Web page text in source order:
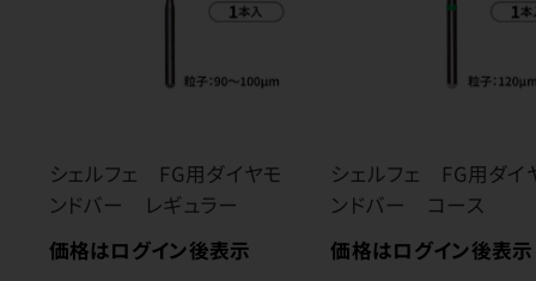
シェルフェ FG用ダイヤモ
ンドバー レギュラー
価格はログイン後表示
シェルフェ FG用ダイ
ンドバー コース
価格はログイン後表示